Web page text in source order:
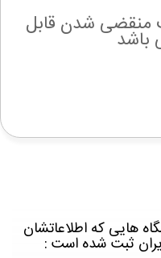
منقضی شدن قابل
باشد
هایی که اطلاعاتشان
ثبت شده است :